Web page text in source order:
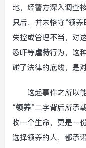
地，经警方深入调查
只后，并未恪守“领
失控或管理不当，对
恐吓等虐待行为，这
碰了法律的底线，是
这起事件之所以
“领养”二字背后所承
收一个生命，更是一
选择领养的人，都承